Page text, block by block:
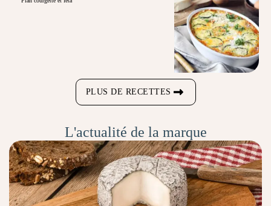
PLUS DE RECETTES
L'actualité de la marque